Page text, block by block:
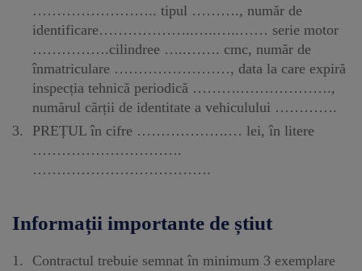
…………………….. tipul ………., număr de
identificare………………..…..…..…… serie motor
…………….cilindree …..……. cmc, număr de
înmatriculare ……………………, data la care expiră
inspecția tehnică periodică ……….……………….,
numărul cărții de identitate a vehiculului ………….
PREȚUL în cifre ……………….… lei, în litere
………………………….
……………………………….
Informații importante de știut
Contractul trebuie semnat în minimum 3 exemplare